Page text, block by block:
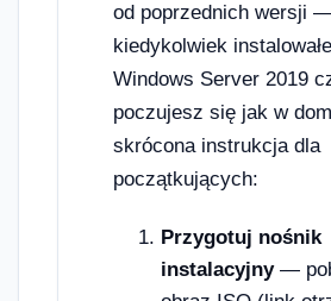
od poprzednich wersji
kiedykolwiek
Windows Server 2019
poczujesz się jak w
skrócona instrukcja dla
początkujących:
Przygotuj nośnik
instalacyjny—